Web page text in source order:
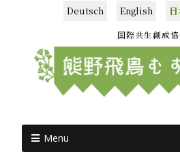
Deutsch English
国際共生創成
Menu